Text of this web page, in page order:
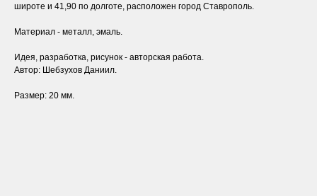
широте и 41,90 по долготе, расположен город Ставрополь.
Материал - металл, эмаль.
Идея, разработка, рисунок - авторская работа.
Автор: Шебзухов Даниил.
Размер: 20 мм.